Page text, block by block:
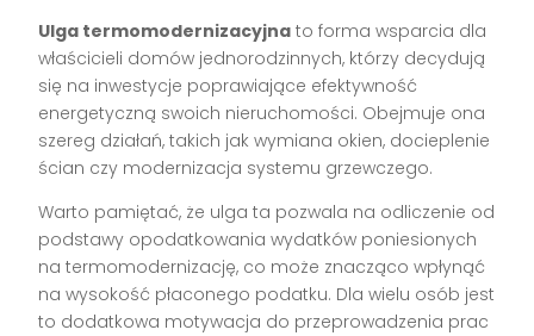
Ulga termomodernizacyjna to forma wsparcia dla
właścicieli domów jednorodzinnych, którzy decydują
się na inwestycje poprawiające efektywność
energetyczną swoich nieruchomości. Obejmuje ona
szereg działań, takich jak wymiana okien, docieplenie
ścian czy modernizacja systemu grzewczego.
Warto pamiętać, że ulga ta pozwala na odliczenie od
podstawy opodatkowania wydatków poniesionych
na termomodernizację, co może znacząco wpłynąć
na wysokość płaconego podatku. Dla wielu osób jest
to dodatkowa motywacja do przeprowadzenia prac